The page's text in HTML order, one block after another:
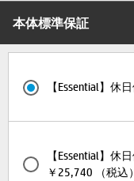
本体標準保証
【Essential】休
【Essential】休
￥25,740 （税込